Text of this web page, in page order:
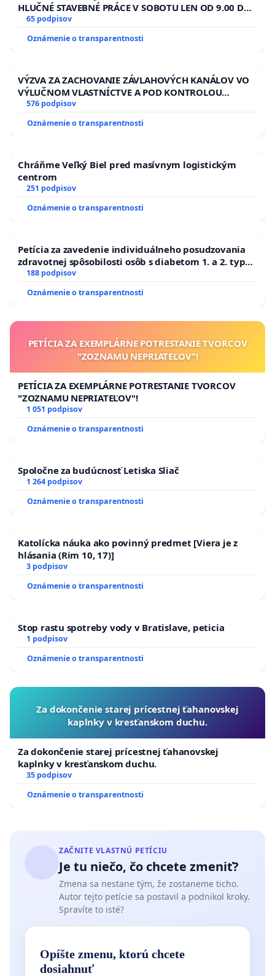
Peter Vojtek, poslanec MsZ v Hnúšti
Ing. Peter Rukavica
HLUČNÉ STAVEBNÉ PRÁCE V SOBOTU LEN OD 9.00 DO
13.00 HOD., CEZ PRACOVNÝ TÝŽDEŇ CIEĽ 8.00 – 18.00
ĎUMBIERSKEJ/MAGU
65 podpisov
Oznámenie o transparentnosti
VÝZVA ZA ZACHOVANIE ZÁVLAHOVÝCH KANÁLOV VO
VÝLUČNOM VLASTNÍCTVE A POD KONTROLOU
SLOVENSKEJ REPUBLIKY & žiadosť na riešenie
kanálov na Slovensku
576 podpisov
Oznámenie o transparentnosti
Chráňme Veľký Biel pred masívnym logistickým
centrom
251 podpisov
Oznámenie o transparentnosti
Petícia za zavedenie individuálneho posudzovania
zdravotnej spôsobilosti osôb s diabetom 1. a 2. typu
pri prijímaní do Policajného zboru SR
188 podpisov
Oznámenie o transparentnosti
PETÍCIA ZA EXEMPLÁRNE POTRESTANIE TVORCOV
"ZOZNAMU NEPRIATEĽOV"!
PETÍCIA ZA EXEMPLÁRNE POTRESTANIE TVORCOV
"ZOZNAMU NEPRIATEĽOV"!
1 051 podpisov
Oznámenie o transparentnosti
Spoločne za budúcnosť Letiska Sliač
1 264 podpisov
Oznámenie o transparentnosti
Katolícka náuka ako povinný predmet [Viera je z
hlásania (Rim 10, 17)]
3 podpisov
Oznámenie o transparentnosti
Stop rastu spotreby vody v Bratislave, peticia
1 podpisov
Oznámenie o transparentnosti
Za dokončenie starej prícestnej ťahanovskej
kaplnky v kresťanskom duchu.
Za dokončenie starej prícestnej ťahanovskej
kaplnky v kresťanskom duchu.
35 podpisov
Oznámenie o transparentnosti
ZAČNITE VLASTNÚ PETÍCIU
Je tu niečo, čo chcete zmeniť?
Zmena sa nestane tým, že zostaneme ticho.
Autor tejto petície sa postavil a podnikol kroky.
Spravíte to isté?
Opíšte zmenu, ktorú chcete
dosiahnuť